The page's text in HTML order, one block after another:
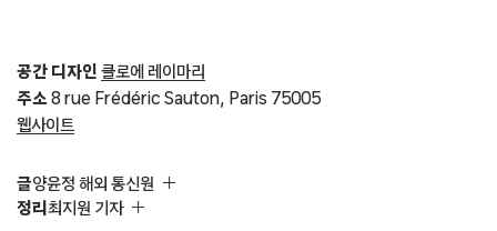
공간 디자인 클로에 레이마리
주소 8 rue Frédéric Sauton, Paris 75005
웹사이트
글양윤정 해외 통신원
정리 최지원 기자